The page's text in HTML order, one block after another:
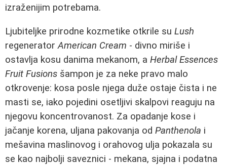
izraženijim potrebama.
Ljubiteljke prirodne kozmetike otkrile su Lush
regeneratorAmerican Cream - divno miriše i
ostavlja kosu danima mekanom, a Herbal Essences
Fruit Fusions šampon je za neke pravo malo
otkrovenje: kosa posle njega duže ostaje čista i ne
masti se, iako pojedini osetljivi skalpovi reaguju na
njegovu koncentrovanost. Za opadanje kose i
jačanje korena, uljana pakovanja od Panthenola i
mešavina maslinovog i orahovog ulja pokazala su
se kao najbolji saveznici - mekana, sjajna i podatna